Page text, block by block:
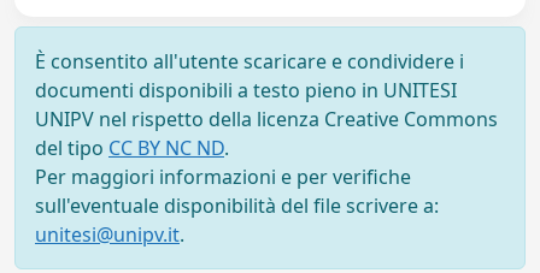
È consentito all'utente scaricare e condividere i
documenti disponibili a testo pieno in UNITESI
UNIPV nel rispetto della licenza Creative Commons
del tipo CC BY NC ND.
Per maggiori informazioni e per verifiche
sull'eventuale disponibilità del file scrivere a:
unitesi@unipv.it.